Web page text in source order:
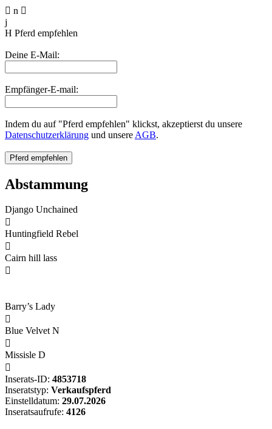
 n 
j
H Pferd empfehlen
Deine E-Mail:
Empfänger-E-mail:
Indem du auf "Pferd empfehlen" klickst, akzeptierst du unsere
Datenschutzerklärung und unsere AGB.
Abstammung
Django Unchained

Huntingfield Rebel

Cairn hill lass

Barry’s Lady

Blue Velvet N

Missisle D

Inserats-ID: 4853718
Inseratstyp: Verkaufspferd
Einstelldatum: 29.07.2026
Inseratsaufrufe: 4126